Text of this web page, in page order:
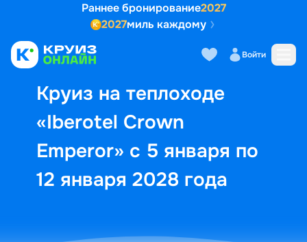
Раннее бронирование2027
2027миль каждому
Войти
Круиз на теплоходе
«Iberotel Crown
Emperor» с 5 января по
12 января 2028 года
Выбор кают Маршрут и